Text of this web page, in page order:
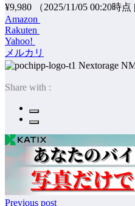
¥9,980
（2025/11/05 00:20時点
Amazon
Rakuten
Yahoo!
メルカリ
Share with :
Previous post